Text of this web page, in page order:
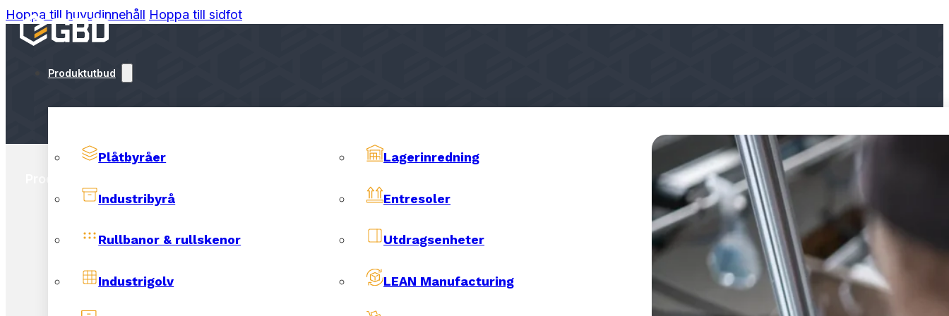
Hoppa till huvudinnehåll Hoppa till sidfot
Produktutbud
Plåtbyråer Lagerinredning
Industribyrå Entresoler
Rullbanor & rullskenor Utdragsenheter
Industrigolv LEAN Manufacturing
LEAN Manufacturing
Effektivisera din produktion med Easysae® – Det smarta